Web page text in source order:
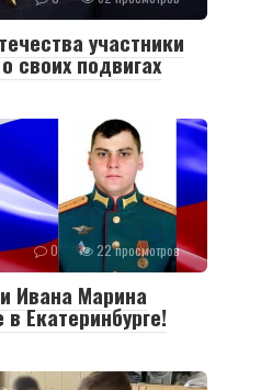
участники
своих подвигах
0 22 просмотров
Ивана Марина
Екатеринбурге!